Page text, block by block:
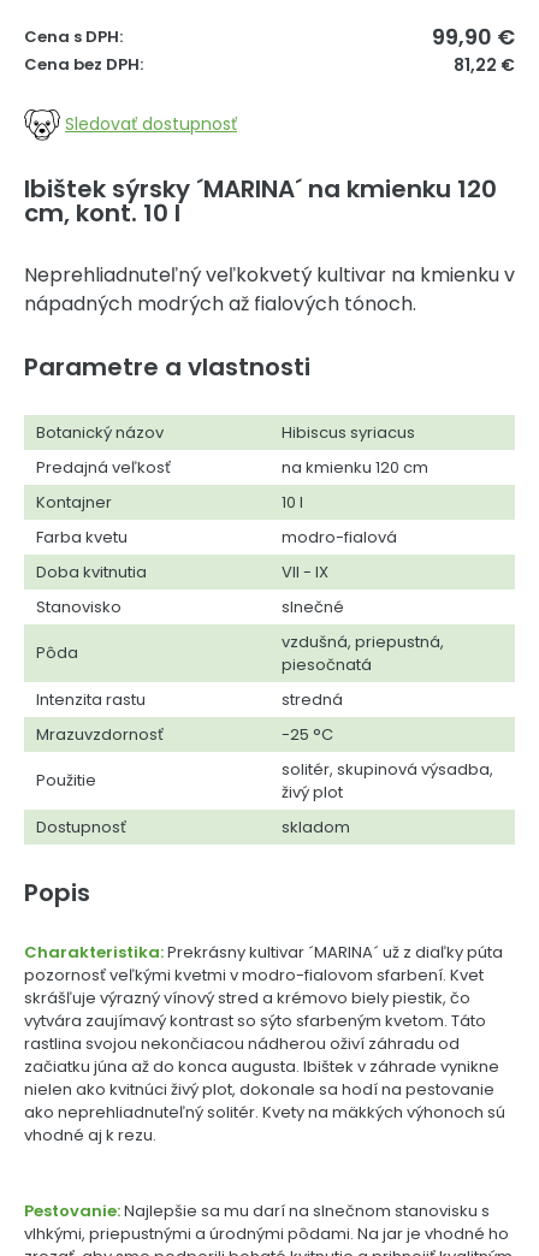
Cena s DPH: 99,90 €
Cena bez DPH: 81,22 €
Sledovať dostupnosť
Ibištek sýrsky ´MARINA´ na kmienku 120
cm, kont. 10 l
Neprehliadnuteľný veľkokvetý kultivar na kmienku v
nápadných modrých až fialových tónoch.
Parametre a vlastnosti
Botanický názov
Hibiscus syriacus
Predajná veľkosť
na kmienku 120 cm
Kontajner
10 l
Farba kvetu
modro-fialová
Doba kvitnutia
VII - IX
Stanovisko
slnečné
Pôda
vzdušná, priepustná,
piesočnatá
Intenzita rastu
stredná
Mrazuvzdornosť
-25 °C
Použitie
solitér, skupinová výsadba,
živý plot
Dostupnosť
skladom
Popis
Charakteristika:Prekrásny kultivar ´MARINA´ už z diaľky púta
pozornosť veľkými kvetmi v modro-fialovom sfarbení. Kvet
skrášľuje výrazný vínový stred a krémovo biely piestik, čo
vytvára zaujímavý kontrast so sýto sfarbeným kvetom. Táto
rastlina svojou nekončiacou nádherou oživí záhradu od
začiatku júna až do konca augusta. Ibištek v záhrade vynikne
nielen ako kvitnúci živý plot, dokonale sa hodí na pestovanie
ako neprehliadnuteľný solitér. Kvety na mäkkých výhonoch sú
vhodné aj k rezu.
Pestovanie:Najlepšie sa mu darí na slnečnom stanovisku s
vlhkými, priepustnými a úrodnými pôdami. Na jar je vhodné ho